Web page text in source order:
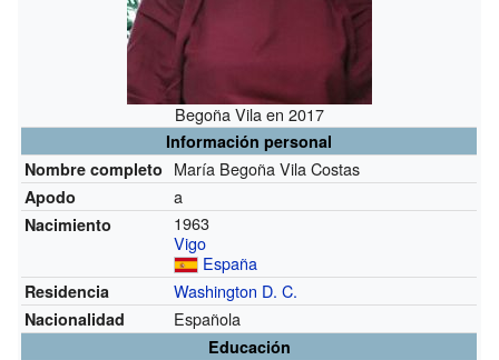
Begoña Vila en 2017
Información personal
Nombre completo María Begoña Vila Costas
Apodo a
Nacimiento
1963
Vigo
España
Residencia Washington D. C.
Nacionalidad Española
Educación